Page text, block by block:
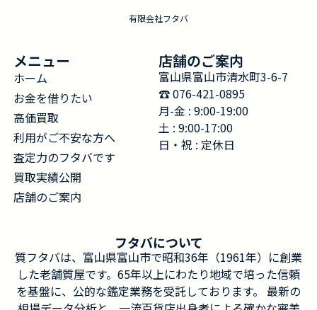
有限会社フタバ
メニュー
ホーム
お金を借りたい
高価買取
利用がご不安な方へ
査定力のフタバです
買取実績公開
店舗のご案内
店舗のご案内
富山県富山市清水町3-6-7
☎︎ 076-421-0895
月-金 : 9:00-19:00
土 : 9:00-17:00
日・祝 : 定休日
フタバについて
質フタバは、富山県富山市で昭和36年（1961年）に創業
した老舗質屋です。65年以上にわたり地域で培った信頼
を基盤に、公的な鑑定業務を受託しております。 最新の